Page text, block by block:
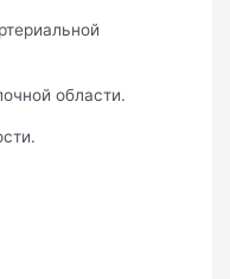
области.